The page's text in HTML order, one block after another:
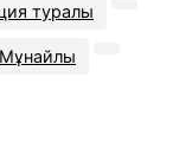
туралы
Мұнайлы